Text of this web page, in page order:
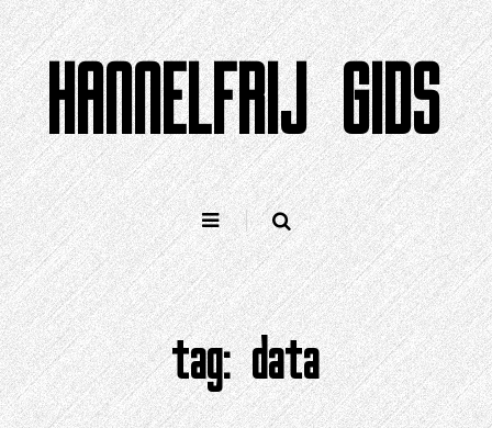
Gean
nei
ynhâld HANNELFRIJ GIDS
tag:data